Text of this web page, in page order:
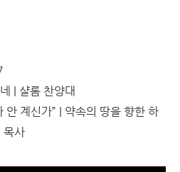
| 샬롬 찬양대
안 계신가” | 약속의 땅을 향한 하
목사